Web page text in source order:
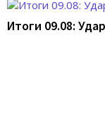
Итоги 09.08: